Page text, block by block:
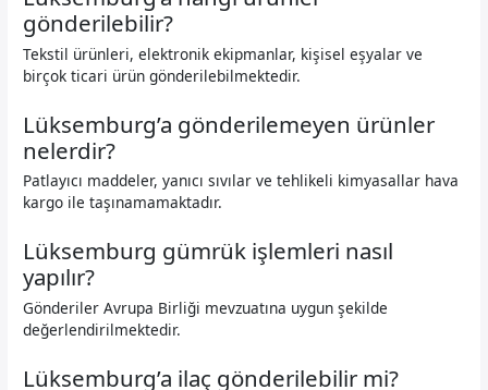
gönderilebilir?
Tekstil ürünleri, elektronik ekipmanlar, kişisel eşyalar ve
birçok ticari ürün gönderilebilmektedir.
Lüksemburg’a gönderilemeyen ürünler
nelerdir?
Patlayıcı maddeler, yanıcı sıvılar ve tehlikeli kimyasallar hava
kargo ile taşınamamaktadır.
Lüksemburg gümrük işlemleri nasıl
yapılır?
Gönderiler Avrupa Birliği mevzuatına uygun şekilde
değerlendirilmektedir.
Lüksemburg’a ilaç gönderilebilir mi?